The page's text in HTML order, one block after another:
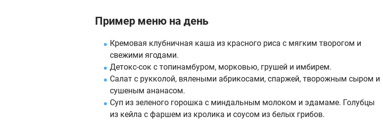
Пример меню на день
Кремовая клубничная каша из красного риса с мягким творогом и
свежими ягодами.
Детокс-сок с топинамбуром, морковью, грушей и имбирем.
Салат с рукколой, вялеными абрикосами, спаржей, творожным сыром и
сушеным ананасом.
Суп из зеленого горошка с миндальным молоком и эдамаме. Голубцы
из кейла с фаршем из кролика и соусом из белых грибов.